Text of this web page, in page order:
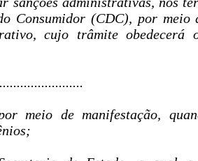
Consumidor (CDC), por meio
cujo trâmite obedecerá
meio de manifestação,